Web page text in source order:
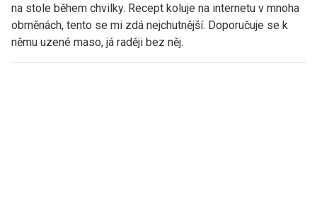
na stole během chvilky. Recept koluje na internetu v mnoha
obměnách, tento se mi zdá nejchutnější. Doporučuje se k
němu uzené maso, já raději bez něj.